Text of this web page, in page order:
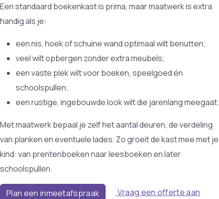
Een standaard boekenkast is prima, maar maatwerk is extra
handig als je:
een nis, hoek of schuine wand optimaal wilt benutten;
veel wilt opbergen zonder extra meubels;
een vaste plek wilt voor boeken, speelgoed én
schoolspullen;
een rustige, ingebouwde look wilt die jarenlang meegaat.
Met maatwerk bepaal je zelf het aantal deuren, de verdeling
van planken en eventuele lades. Zo groeit de kast mee met je
kind: van prentenboeken naar leesboeken en later
schoolspullen.
Plan een inmeetafspraak Vraag een offerte aan